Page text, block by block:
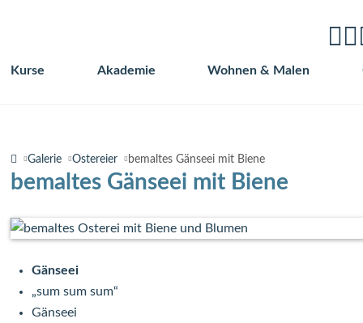
Navigation
Kurse Akademie Wohnen & Malen
Galerie Ostereier bemaltes Gänseei mit Biene
bemaltes Gänseei mit Biene
Gänseei
„sum sum sum“
Gänseei